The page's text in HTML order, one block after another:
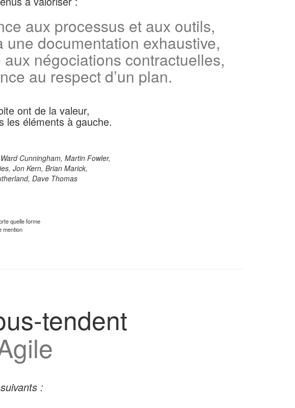
aux processus et aux outils,
une documentation exhaustive,
négociations contractuelles,
au respect d’un plan.
ont de la valeur,
les éléments à gauche.
Cunningham, Martin Fowler,
Jon Kern, Brian Marick,
Dave Thomas
quelle forme
mention
tendent
: